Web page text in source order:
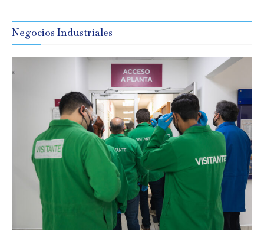
Negocios Industriales